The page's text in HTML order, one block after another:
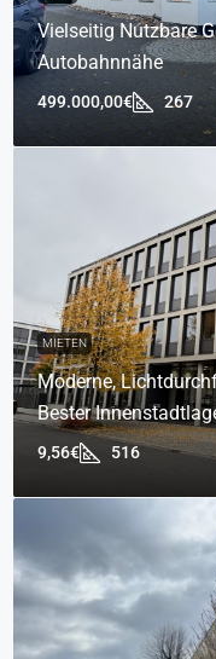
Vielseitig Nutzbare
Autobahnnähe
499.000,00€ 267
MIETEN
Moderne,
Bester
9,56€ 516